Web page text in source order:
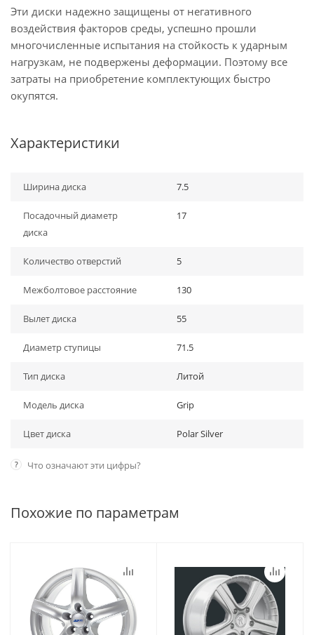
Эти диски надежно защищены от негативного
воздействия факторов среды, успешно прошли
многочисленные испытания на стойкость к ударным
нагрузкам, не подвержены деформации. Поэтому все
затраты на приобретение комплектующих быстро
окупятся.
Характеристики
Ширина диска 7.5
Посадочный диаметр
диска
17
Количество отверстий 5
Межболтовое расстояние 130
Вылет диска 55
Диаметр ступицы 71.5
Тип диска Литой
Модель диска Grip
Цвет диска Polar Silver
? Что означают эти цифры?
Похожие по параметрам